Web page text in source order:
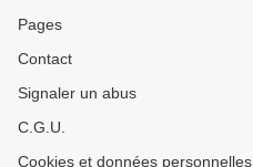
Pages
Contact
Signaler un abus
C.G.U.
Cookies et données personnelles